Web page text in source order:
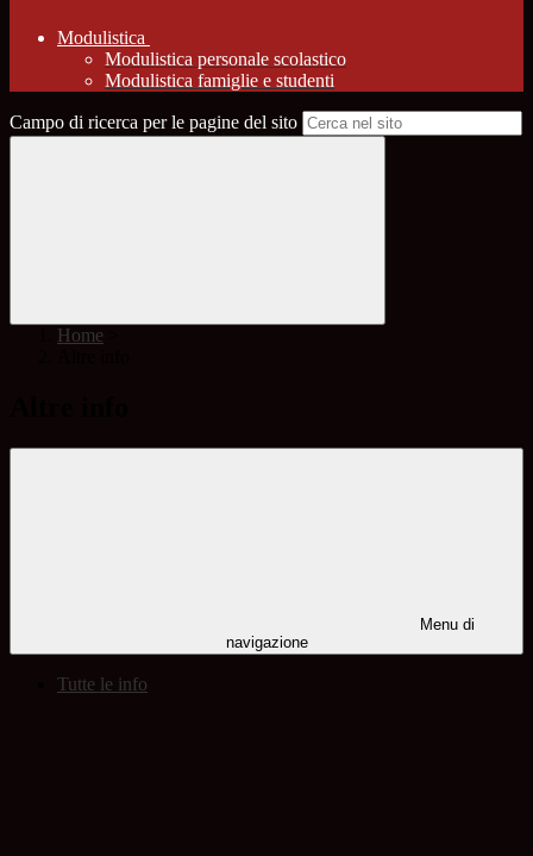
Modulistica
Modulistica personale scolastico
Modulistica famiglie e studenti
Campo di ricerca per le pagine del sito
Home
Menu di
navigazione
Tutte le info